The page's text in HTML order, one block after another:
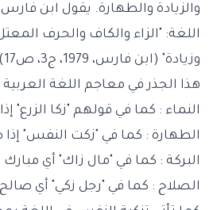
والزيادة والطهارة. يقول ابن
اللغة: "الزاء والكاف والحرف
هذا الجذر في معاجم اللغة
النماء : كما في قولهم "زكا الزرع"
الطهارة : كما في "زكت النفس"
البركة : كما في "مال زاك" أي مبارك
الصلاح : كما في "رجل زكي" أي صالح